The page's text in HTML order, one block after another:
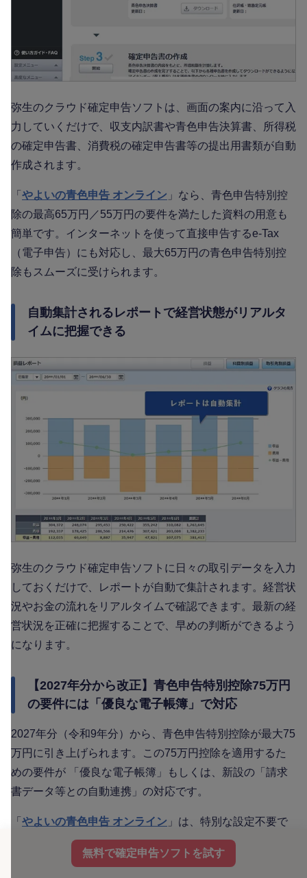
無料で確定申告ソフトを試す
弥生のクラウド確定申告ソフトは、画面の案内に沿って入
力していくだけで、収支内訳書や青色申告決算書、所得税
の確定申告書、消費税の確定申告書等の提出用書類が自動
作成されます。
「 やよいの青色申告 オンライン 」なら、青色申告特別控
除の最高65万円／55万円の要件を満たした資料の用意も
簡単です。インターネットを使って直接申告するe-Tax
（電子申告）にも対応し、最大65万円の青色申告特別控
除もスムーズに受けられます。
自動集計されるレポートで経営状態がリアルタ
イムに把握できる
弥生のクラウド確定申告ソフトに日々の取引データを入力
しておくだけで、レポートが自動で集計されます。経営状
況やお金の流れをリアルタイムで確認できます。最新の経
営状況を正確に把握することで、早めの判断ができるよう
になります。
【2027年分から改正】青色申告特別控除75万円
の要件には「優良な電子帳簿」で対応
2027年分（令和9年分）から、青色申告特別控除が最大75
万円に引き上げられます。この75万円控除を適用するた
めの要件が 「優良な電子帳簿」もしくは、新設の「請求
書データ等との自動連携」の対応です。
「 やよいの青色申告 オンライン 」は、特別な設定不要で
使用を開始したその日から「優良な電子帳簿（仕訳帳・総
勘定元帳）」としてデータが作成・保存されます。